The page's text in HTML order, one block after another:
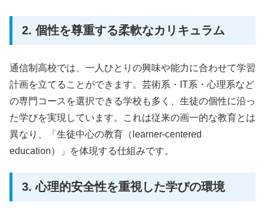
2. 個性を尊重する柔軟なカリキュラム
通信制高校では、一人ひとりの興味や能力に合わせて学習
計画を立てることができます。芸術系・IT系・心理系など
の専門コースを選択できる学校も多く、生徒の個性に沿っ
た学びを実現しています。これは従来の画一的な教育とは
異なり、「生徒中心の教育（learner-centered
education）」を体現する仕組みです。
3. 心理的安全性を重視した学びの環境